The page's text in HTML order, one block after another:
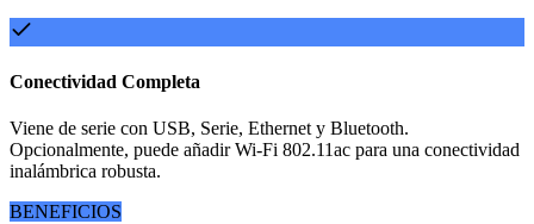
Conectividad Completa
Viene de serie con USB, Serie, Ethernet y Bluetooth.
Opcionalmente, puede añadir Wi-Fi 802.11ac para una conectividad
inalámbrica robusta.
BENEFICIOS